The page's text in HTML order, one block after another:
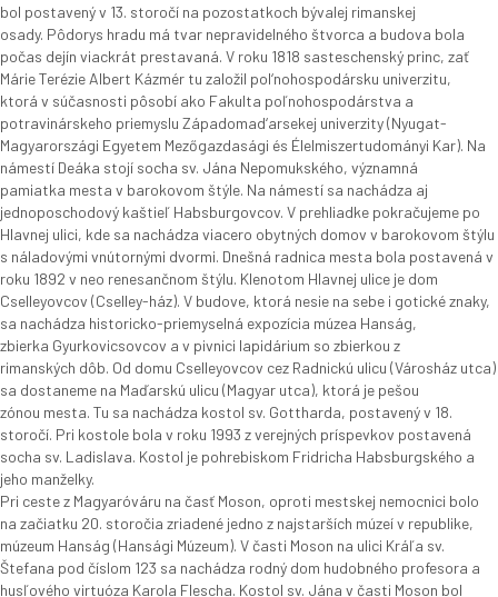
bol postavený v 13. storočí na pozostatkoch bývalej rimanskej
osady. Pôdorys hradu má tvar nepravidelného štvorca a budova bola
počas dejín viackrát prestavaná. V roku 1818 sasteschenský princ, zať
Márie Terézie Albert Kázmér tu založil pol‘nohospodársku univerzitu,
ktorá v súčasnosti pôsobí ako Fakulta poľnohospodárstva a
potravinárskeho priemyslu Západomad‘arsekej univerzity (Nyugat-
Magyarországi Egyetem Mezőgazdasági és Élelmiszertudományi Kar). Na
námestí Deáka stojí socha sv. Jána Nepomukského, významná
pamiatka mesta v barokovom štýle. Na námestí sa nachádza aj
jednoposchodový kaštieľ Habsburgovcov. V prehliadke pokračujeme po
Hlavnej ulici, kde sa nachádza viacero obytných domov v barokovom štýlu
s náladovými vnútornými dvormi. Dnešná radnica mesta bola postavená v
roku 1892 v neo renesančnom štýlu. Klenotom Hlavnej ulice je dom
Cselleyovcov (Cselley-ház). V budove, ktorá nesie na sebe i gotické znaky,
sa nachádza historicko-priemyselná expozícia múzea Hanság,
zbierka Gyurkovicsovcov a v pivnici lapidárium so zbierkou z
rimanských dôb. Od domu Cselleyovcov cez Radnickú ulicu (Városház utca)
sa dostaneme na Maďarskú ulicu (Magyar utca), ktorá je pešou
zónou mesta. Tu sa nachádza kostol sv. Gottharda, postavený v 18.
storočí. Pri kostole bola v roku 1993 z verejných príspevkov postavená
socha sv. Ladislava. Kostol je pohrebiskom Fridricha Habsburgského a
jeho manželky.
Pri ceste z Magyaróváru na časť Moson, oproti mestskej nemocnici bolo
na začiatku 20. storočia zriadené jedno z najstarších múzeí v republike,
múzeum Hanság (Hansági Múzeum). V časti Moson na ulici Kráľa sv.
Štefana pod číslom 123 sa nachádza rodný dom hudobného profesora a
husľového virtuóza Karola Flescha. Kostol sv. Jána v časti Moson bol